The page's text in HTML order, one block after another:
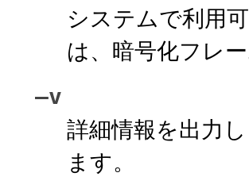
システムで利用
は、暗号化フレ
–v
詳細情報を出力
ます。